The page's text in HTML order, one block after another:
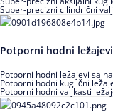
Super-precizni cilindrični
Potporni hodni ležajevi
Potporni hodni ležajevi sa
Potporni hodni kuglični
Potporni hodni valjkasti